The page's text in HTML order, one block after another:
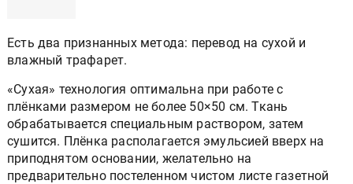
Есть два признанных метода: перевод на сухой и
влажный трафарет.
«Сухая» технология оптимальна при работе с
плёнками размером не более 50×50 см. Ткань
обрабатывается специальным раствором, затем
сушится. Плёнка располагается эмульсией вверх на
приподнятом основании, желательно на
предварительно постеленном чистом листе газетной